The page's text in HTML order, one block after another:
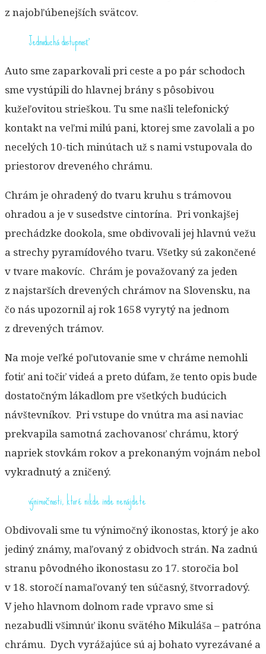
z najobľúbenejších svätcov.
Jednoduchá dostupnosť
Auto sme zaparkovali pri ceste a po pár schodoch
sme vystúpili do hlavnej brány s pôsobivou
kužeľovitou strieškou. Tu sme našli telefonický
kontakt na veľmi milú pani, ktorej sme zavolali a po
necelých 10-tich minútach už s nami vstupovala do
priestorov dreveného chrámu.
Chrám je ohradený do tvaru kruhu s trámovou
ohradou a je v susedstve cintorína. Pri vonkajšej
prechádzke dookola, sme obdivovali jej hlavnú vežu
a strechy pyramídového tvaru. Všetky sú zakončené
v tvare makovíc. Chrám je považovaný za jeden
z najstarších drevených chrámov na Slovensku, na
čo nás upozornil aj rok 1658 vyrytý na jednom
z drevených trámov.
Na moje veľké poľutovanie sme v chráme nemohli
fotiť ani točiť videá a preto dúfam, že tento opis bude
dostatočným lákadlom pre všetkých budúcich
návštevníkov. Pri vstupe do vnútra ma asi naviac
prekvapila samotná zachovanosť chrámu, ktorý
napriek stovkám rokov a prekonaným vojnám nebol
vykradnutý a zničený.
výnimočnosti, ktoré nikde inde nenájdete
Obdivovali sme tu výnimočný ikonostas, ktorý je ako
jediný známy, maľovaný z obidvoch strán. Na zadnú
stranu pôvodného ikonostasu zo 17. storočia bol
v 18. storočí namaľovaný ten súčasný, štvorradový.
V jeho hlavnom dolnom rade vpravo sme si
nezabudli všimnúť ikonu svätého Mikuláša – patróna
chrámu. Dych vyrážajúce sú aj bohato vyrezávané a